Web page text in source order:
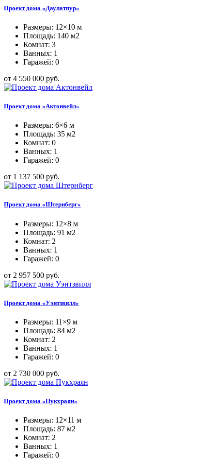
Проект дома «Даулатпур»
Размеры: 12×10 м
Площадь: 140 м2
Комнат: 3
Ванных: 1
Гаражей: 0
от 4 550 000 руб.
Проект дома «Актонвейл»
Размеры: 6×6 м
Площадь: 35 м2
Комнат: 0
Ванных: 1
Гаражей: 0
от 1 137 500 руб.
Проект дома «Штернберг»
Размеры: 12×8 м
Площадь: 91 м2
Комнат: 2
Ванных: 1
Гаражей: 0
от 2 957 500 руб.
Проект дома «Уэнтзвилл»
Размеры: 11×9 м
Площадь: 84 м2
Комнат: 2
Ванных: 1
Гаражей: 0
от 2 730 000 руб.
Проект дома «Пукхраян»
Размеры: 12×11 м
Площадь: 87 м2
Комнат: 2
Ванных: 1
Гаражей: 0